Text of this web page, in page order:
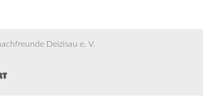
Deizisau e. V.